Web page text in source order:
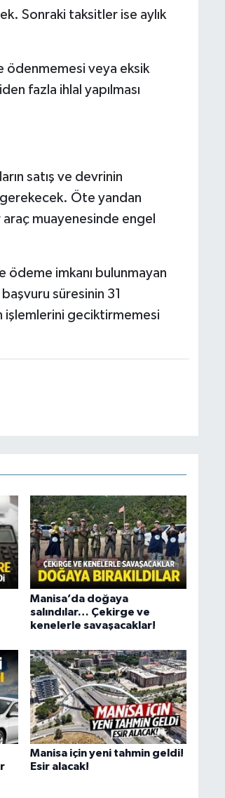
Sonraki taksitler ise aylık
ödenmemesi veya eksik
fazla ihlal yapılması
satış ve devrinin
gerekecek. Öte yandan
muayenesinde engel
ödeme imkanı bulunmayan
süresinin 31
işlemlerini geciktirmemesi
Manisa’da doğaya
salındılar… Çekirge ve
kenelerle savaşacaklar!
Manisa için yeni tahmin geldi!
Esir alacak!